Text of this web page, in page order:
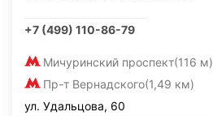
+7 (499) 110-86-79
Мичуринский проспект(116 м)
Пр-т Вернадского(1,49 км)
ул. Удальцова, 60